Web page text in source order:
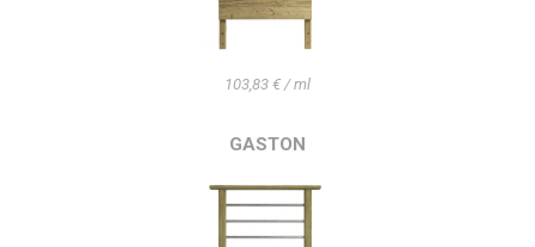
103,83 € / ml
GASTON